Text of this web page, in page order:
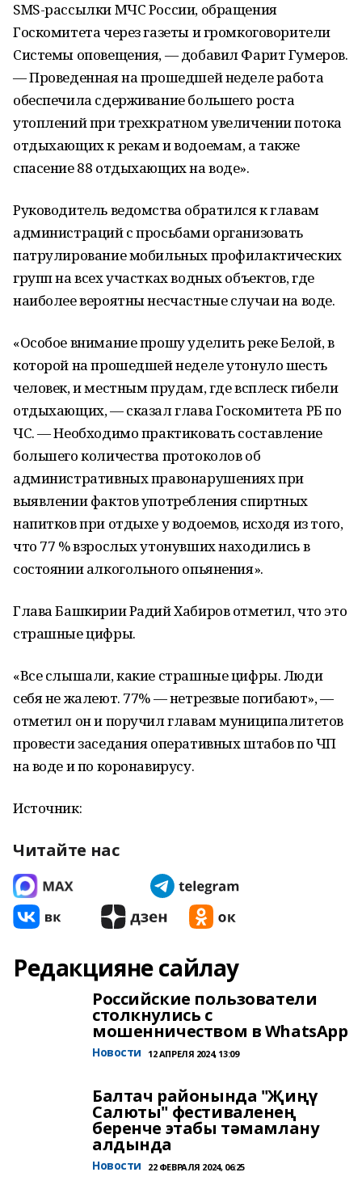
SMS-рассылки МЧС России, обращения
Госкомитета через газеты и громкоговорители
Системы оповещения, — добавил Фарит Гумеров.
— Проведенная на прошедшей неделе работа
обеспечила сдерживание большего роста
утоплений при трехкратном увеличении потока
отдыхающих к рекам и водоемам, а также
спасение 88 отдыхающих на воде».
Руководитель ведомства обратился к главам
администраций с просьбами организовать
патрулирование мобильных профилактических
групп на всех участках водных объектов, где
наиболее вероятны несчастные случаи на воде.
«Особое внимание прошу уделить реке Белой, в
которой на прошедшей неделе утонуло шесть
человек, и местным прудам, где всплеск гибели
отдыхающих, — сказал глава Госкомитета РБ по
ЧС. — Необходимо практиковать составление
большего количества протоколов об
административных правонарушениях при
выявлении фактов употребления спиртных
напитков при отдыхе у водоемов, исходя из того,
что 77 % взрослых утонувших находились в
состоянии алкогольного опьянения».
Глава Башкирии Радий Хабиров отметил, что это
страшные цифры.
«Все слышали, какие страшные цифры. Люди
себя не жалеют. 77% — нетрезвые погибают», —
отметил он и поручил главам муниципалитетов
провести заседания оперативных штабов по ЧП
на воде и по коронавирусу.
Источник:
Читайте нас
Редакцияне сайлау
Российские пользователи
столкнулись с
мошенничеством в WhatsApp
Новости 12 АПРЕЛЯ 2024, 13:09
Балтач районында "Җиңү
Салюты" фестиваленең
беренче этабы тәмамлану
алдында
Новости 22 ФЕВРАЛЯ 2024, 06:25